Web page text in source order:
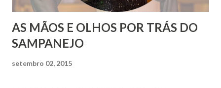
AS MÃOS E OLHOS POR TRÁS DO
SAMPANEJO
setembro 02, 2015